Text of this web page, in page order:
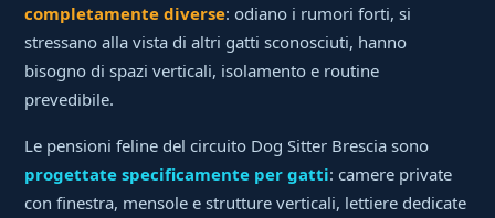
completamente diverse: odiano i rumori forti, si
stressano alla vista di altri gatti sconosciuti, hanno
bisogno di spazi verticali, isolamento e routine
prevedibile.
Le pensioni feline del circuito Dog Sitter Brescia sono
progettate specificamente per gatti: camere private
con finestra, mensole e strutture verticali, lettiere dedicate